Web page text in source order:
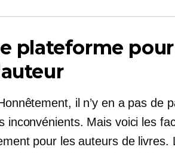
plateforme
il n’y en a pas de
inconvénients. Mais voici les
pour les auteurs de livres.